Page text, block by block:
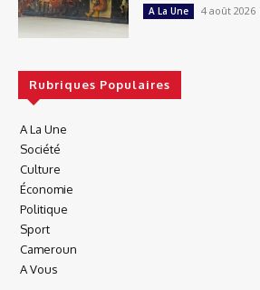
A La Une 4 août 2026
Rubriques Populaires
A La Une
Société
Culture
Économie
Politique
Sport
Cameroun
A Vous